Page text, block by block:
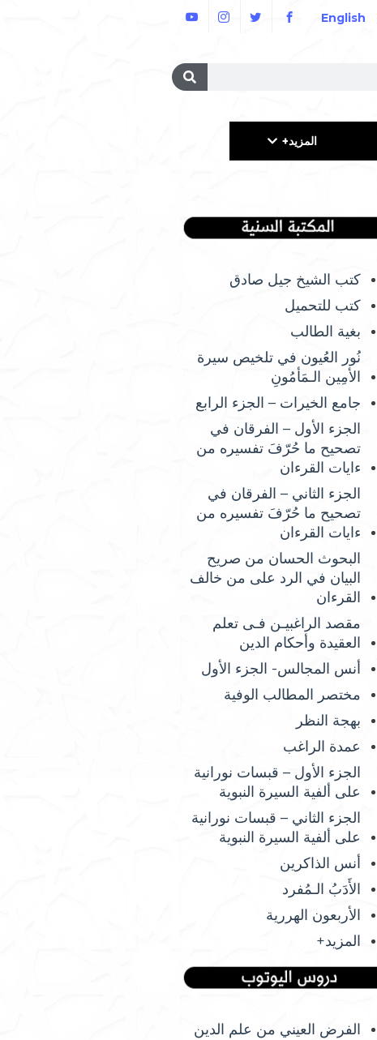
English
المزيد+
كتب الشيخ جيل صادق
كتب للتحميل
بغية الطالب
نُور العُيون في تلخيص سيرة
الأمِين الـمَأمُونِ
جامع الخيرات – الجزء الرابع
الجزء الأول – الفرقان في
تصحيح ما حُرّفَ تفسيره من
ءايات القرءان
الجزء الثاني – الفرقان في
تصحيح ما حُرّفَ تفسيره من
ءايات القرءان
البحوث الحسان من صريح
البيان في الرد على من خالف
القرءان
مقصد الراغبيـن فـى تعلم
العقيدة وأحكام الدين
أنس المجالس- الجزء الأول
مختصر المطالب الوفية
بهجة النظر
عمدة الراغب
الجزء الأول – قبسات نورانية
على ألفية السيرة النبوية
الجزء الثاني – قبسات نورانية
على ألفية السيرة النبوية
أنس الذاكرين
الأَدَبُ الـمُفرد
الأربعون الهررية
المزيد+
الفرض العيني من علم الدين